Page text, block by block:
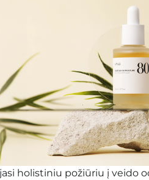
holistiniu požiūriu į veido